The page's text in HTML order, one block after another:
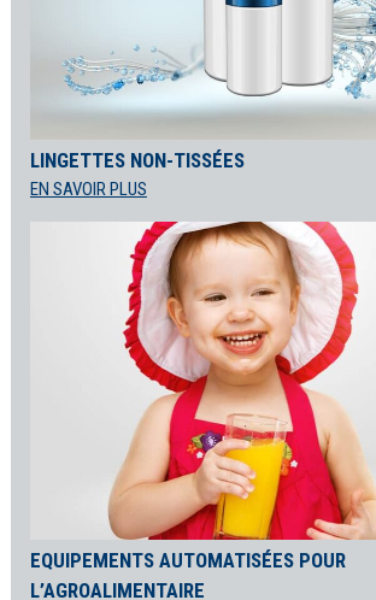
LINGETTES NON-TISSÉES
EN SAVOIR PLUS
EQUIPEMENTS AUTOMATISÉES POUR
L’AGROALIMENTAIRE